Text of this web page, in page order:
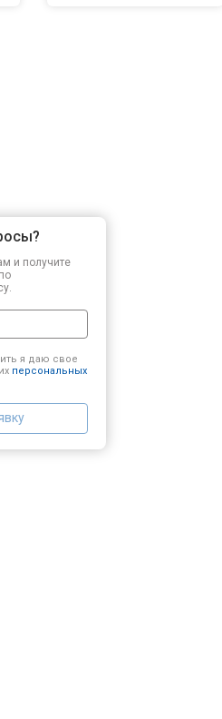
и получите
я даю свое
персональных